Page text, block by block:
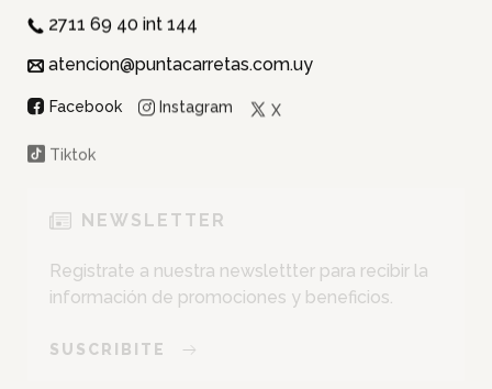
2711 69 40 int 144
atencion@puntacarretas.com.uy
Facebook Instagram X
Tiktok
NEWSLETTER
Registrate a nuestra newslettter para recibir la
información de promociones y beneficios.
SUSCRIBITE
APELLIDO:
EMAIL:
CEDULA: